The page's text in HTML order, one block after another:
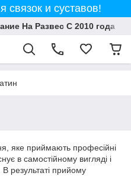
связок и суставов!
На Развес С 2010 года
яке приймають професійні
в самостійному вигляді і
результаті прийому